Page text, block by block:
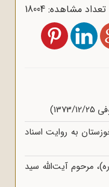
تعداد مشاهده: 18004
به روایت اسناد
مرحوم آیت‌الله سید